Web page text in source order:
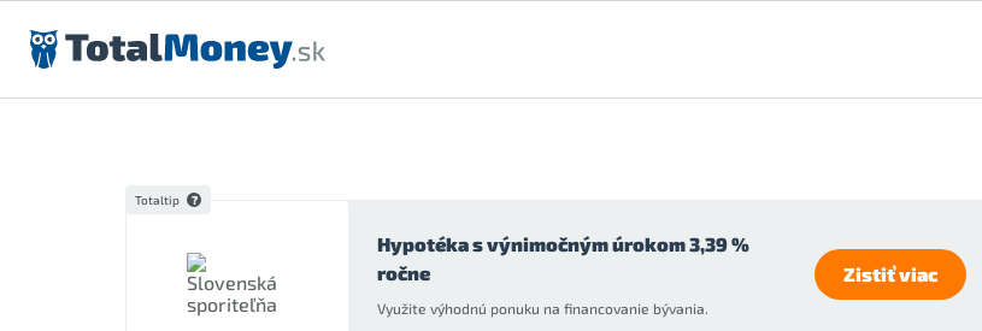
Preskočiť na obsah
Totaltip
Hypotéka s výnimočným úrokom 3,39 %
ročne
Využite výhodnú ponuku na financovanie bývania.
Zistiť viac